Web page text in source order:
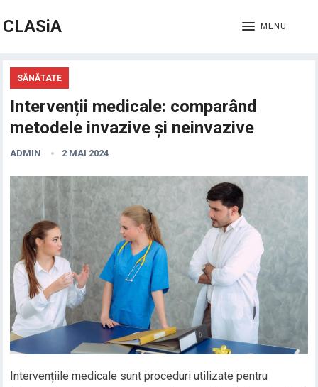
CLASiA MENU
SĂNĂTATE
Intervenții medicale: comparând
metodele invazive și neinvazive
ADMIN 2 MAI 2024
Intervențiile medicale sunt proceduri utilizate pentru